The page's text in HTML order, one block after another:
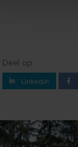
Deel op
Linkedin